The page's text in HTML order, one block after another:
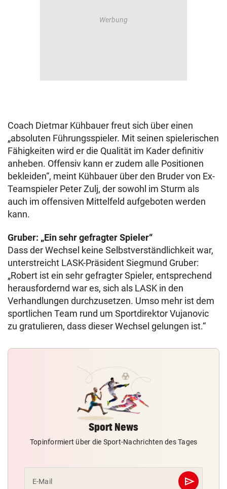
Coach Dietmar Kühbauer freut sich über einen
„absoluten Führungsspieler. Mit seinen spielerischen
Fähigkeiten wird er die Qualität im Kader definitiv
anheben. Offensiv kann er zudem alle Positionen
bekleiden“, meint Kühbauer über den Bruder von Ex-
Teamspieler Peter Zulj, der sowohl im Sturm als
auch im offensiven Mittelfeld aufgeboten werden
kann.
Gruber: „Ein sehr gefragter Spieler“
Dass der Wechsel keine Selbstverständlichkeit war,
unterstreicht LASK-Präsident Siegmund Gruber:
„Robert ist ein sehr gefragter Spieler, entsprechend
herausfordernd war es, sich als LASK in den
Verhandlungen durchzusetzen. Umso mehr ist dem
sportlichen Team rund um Sportdirektor Vujanovic
zu gratulieren, dass dieser Wechsel gelungen ist.“
Sport News
Topinformiert über die Sport-Nachrichten des Tages
E-Mail send
Abschicken